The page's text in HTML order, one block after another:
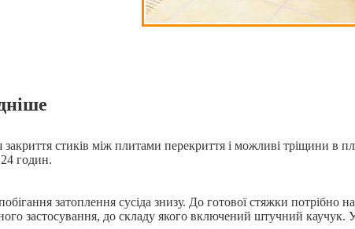
стиків між плитами перекриття і можливі тріщини в
годин.
затоплення сусіда знизу. До готової стяжки
застосування, до складу якого включений штучний